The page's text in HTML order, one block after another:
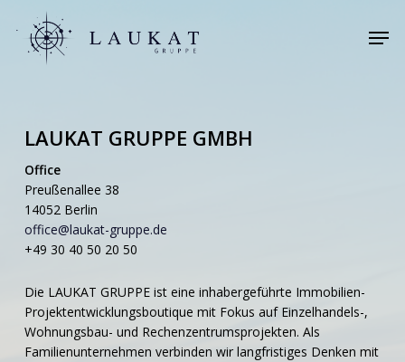
LAUKAT GRUPPE GMBH
Office
Preußenallee 38
14052 Berlin
office@laukat-gruppe.de
+49 30 40 50 20 50
Die LAUKAT GRUPPE ist eine inhabergeführte Immobilien-
Projektentwicklungsboutique mit Fokus auf Einzelhandels-,
Wohnungsbau- und Rechenzentrumsprojekten. Als
Familienunternehmen verbinden wir langfristiges Denken mit